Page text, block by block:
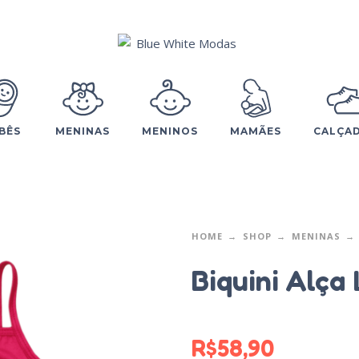
MENINAS MENINOS MAMÃES
HOME SHOP MENINAS
Biquini Alça
R$58,90